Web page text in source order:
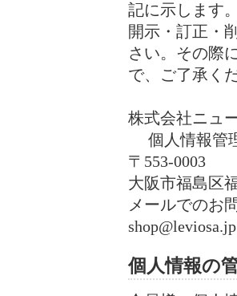
記に示します
開示・訂正・
さい。その際
で、ご了承く
株式会社ニュ
個人情報管
〒553-0003
大阪市福島区
メールでのお
shop@leviosa.jp
個人情報の